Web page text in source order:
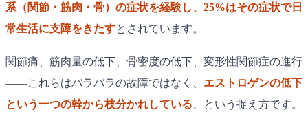
系（関節・筋肉・骨）の症状を経験し、25%はその症状で日
常生活に支障をきたすとされています。
関節痛、筋肉量の低下、骨密度の低下、変形性関節症の進行
——これらはバラバラの故障ではなく、 エストロゲンの低下
という一つの幹から枝分かれしている 、という捉え方です。